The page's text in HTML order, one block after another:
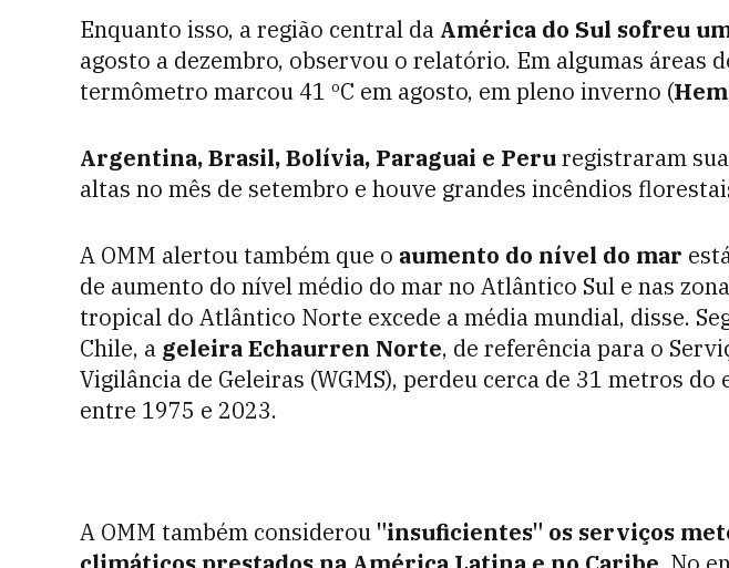
Enquanto isso, a região central da América do Sul sofreu
agosto a dezembro, observou o relatório. Em algumas áreas
termômetro marcou 41 ºC em agosto, em pleno inverno (
Argentina, Brasil, Bolívia, Paraguai e Peruregistraram
altas no mês de setembro e houve grandes incêndios
A OMM alertou também que o aumento do nível do mar
de aumento do nível médio do mar no Atlântico Sul e nas
tropical do Atlântico Norte excede a média mundial, disse.
Chile, a geleira Echaurren Norte, de referência para o
Vigilância de Geleiras (WGMS), perdeu cerca de 31 metros do
entre 1975 e 2023.
A OMM também considerou "insuficientes" os serviços